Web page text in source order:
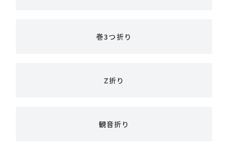
巻3つ折り
Z折り
観音折り